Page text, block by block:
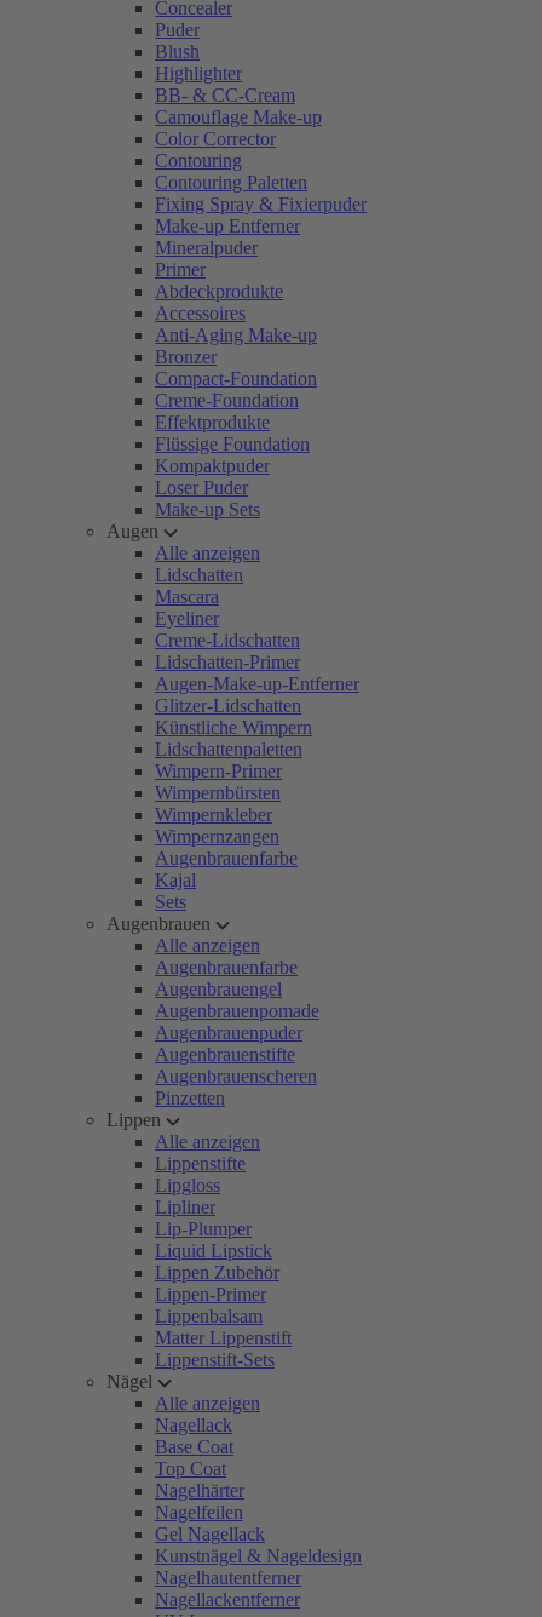
Concealer
Puder
Blush
Highlighter
BB- & CC-Cream
Camouflage Make-up
Color Corrector
Contouring
Contouring Paletten
Fixing Spray & Fixierpuder
Make-up Entferner
Mineralpuder
Primer
Abdeckprodukte
Accessoires
Anti-Aging Make-up
Bronzer
Compact-Foundation
Creme-Foundation
Effektprodukte
Flüssige Foundation
Kompaktpuder
Loser Puder
Make-up Sets
Augen
Alle anzeigen
Lidschatten
Mascara
Eyeliner
Creme-Lidschatten
Lidschatten-Primer
Augen-Make-up-Entferner
Glitzer-Lidschatten
Künstliche Wimpern
Lidschattenpaletten
Wimpern-Primer
Wimpernbürsten
Wimpernkleber
Wimpernzangen
Augenbrauenfarbe
Kajal
Sets
Augenbrauen
Alle anzeigen
Augenbrauenfarbe
Augenbrauengel
Augenbrauenpomade
Augenbrauenpuder
Augenbrauenstifte
Augenbrauenscheren
Pinzetten
Lippen
Alle anzeigen
Lippenstifte
Lipgloss
Lipliner
Lip-Plumper
Liquid Lipstick
Lippen Zubehör
Lippen-Primer
Lippenbalsam
Matter Lippenstift
Lippenstift-Sets
Nägel
Alle anzeigen
Nagellack
Base Coat
Top Coat
Nagelhärter
Nagelfeilen
Gel Nagellack
Kunstnägel & Nageldesign
Nagelhautentferner
Nagellackentferner